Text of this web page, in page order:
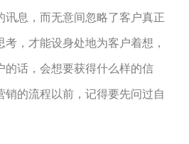
讯息，而无意间忽略了客户真正
，才能设身处地为客户着想，
的话，会想要获得什么样的信
销的流程以前，记得要先问过自